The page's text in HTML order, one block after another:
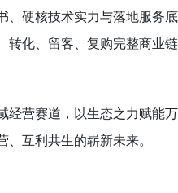
、硬核技术实力与落地服务
转化、留客、复购完整商业
经营赛道，以生态之力赋能
互利共生的崭新未来。